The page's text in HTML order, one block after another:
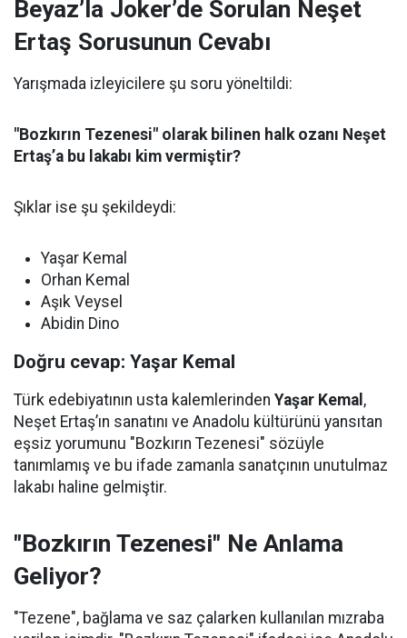
Beyaz’la Joker’de Sorulan Neşet
Ertaş Sorusunun Cevabı
Yarışmada izleyicilere şu soru yöneltildi:
"Bozkırın Tezenesi" olarak bilinen halk ozanı Neşet
Ertaş’a bu lakabı kim vermiştir?
Şıklar ise şu şekildeydi:
Yaşar Kemal
Orhan Kemal
Aşık Veysel
Abidin Dino
Doğru cevap: Yaşar Kemal
Türk edebiyatının usta kalemlerinden Yaşar Kemal ,
Neşet Ertaş’ın sanatını ve Anadolu kültürünü yansıtan
eşsiz yorumunu "Bozkırın Tezenesi" sözüyle
tanımlamış ve bu ifade zamanla sanatçının unutulmaz
lakabı haline gelmiştir.
"Bozkırın Tezenesi" Ne Anlama
Geliyor?
"Tezene", bağlama ve saz çalarken kullanılan mızraba